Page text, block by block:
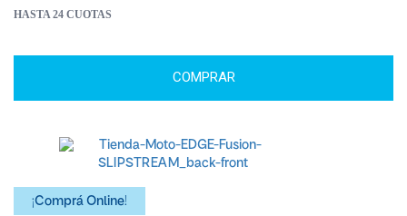
HASTA 24 CUOTAS
COMPRAR
¡Comprá Online!